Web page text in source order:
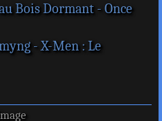
Bois Dormant - Once
- X-Men : Le